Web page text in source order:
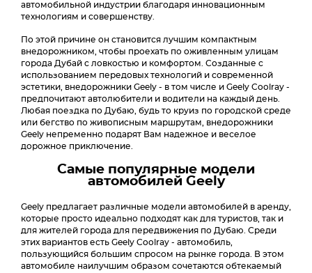
автомобильной индустрии благодаря инновационным
технологиям и совершенству.
По этой причине он становится лучшим компактным
внедорожником, чтобы проехать по оживленным улицам
города Дубай с ловкостью и комфортом. Созданные с
использованием передовых технологий и современной
эстетики, внедорожники Geely - в том числе и Geely Coolray -
предпочитают автолюбители и водители на каждый день.
Любая поездка по Дубаю, будь то круиз по городской среде
или бегство по живописным маршрутам, внедорожники
Geely непременно подарят Вам надежное и веселое
дорожное приключение.
Самые популярные модели
автомобилей Geely
Geely предлагает различные модели автомобилей в аренду,
которые просто идеально подходят как для туристов, так и
для жителей города для передвижения по Дубаю. Среди
этих вариантов есть Geely Coolray - автомобиль,
пользующийся большим спросом на рынке города. В этом
автомобиле наилучшим образом сочетаются обтекаемый